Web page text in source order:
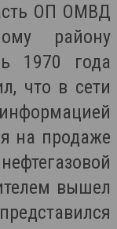
ОП ОМВД
району
1970 года
что в сети
на продаже
вышел